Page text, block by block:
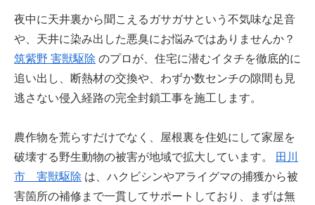
夜中に天井裏から聞こえるガサガサという不気味な足音
や、天井に染み出した悪臭にお悩みではありませんか？
筑紫野 害獣駆除 のプロが、住宅に潜むイタチを徹底的に
追い出し、断熱材の交換や、わずか数センチの隙間も見
逃さない侵入経路の完全封鎖工事を施工します。
農作物を荒らすだけでなく、屋根裏を住処にして家屋を
破壊する野生動物の被害が地域で拡大しています。
田川
市 害獣駆除 は、ハクビシンやアライグマの捕獲から被
害箇所の補修まで一貫してサポートしており、まずは無